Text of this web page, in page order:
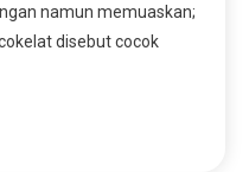
namun memuaskan;
disebut cocok